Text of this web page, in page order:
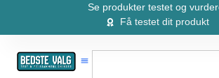
Se produkter testet og
Få testet dit produkt